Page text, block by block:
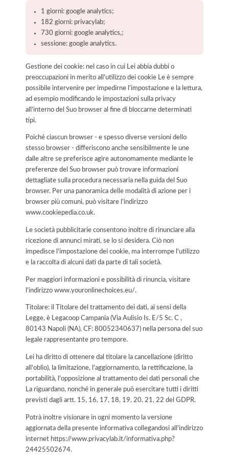
1 giorni: google analytics;
182 giorni: privacylab;
730 giorni: google analytics,;
sessione: google analytics.
Gestione dei cookie: nel caso in cui Lei abbia dubbi o
preoccupazioni in merito all'utilizzo dei cookie Le è sempre
possibile intervenire per impedirne l'impostazione e la lettura,
ad esempio modificando le impostazioni sulla privacy
all'interno del Suo browser al fine di bloccarne determinati
tipi.
Poiché ciascun browser - e spesso diverse versioni dello
stesso browser - differiscono anche sensibilmente le une
dalle altre se preferisce agire autonomamente mediante le
preferenze del Suo browser può trovare informazioni
dettagliate sulla procedura necessaria nella guida del Suo
browser. Per una panoramica delle modalità di azione per i
browser più comuni, può visitare l'indirizzo
www.cookiepedia.co.uk.
Le società pubblicitarie consentono inoltre di rinunciare alla
ricezione di annunci mirati, se lo si desidera. Ciò non
impedisce l'impostazione dei cookie, ma interrompe l'utilizzo
e la raccolta di alcuni dati da parte di tali società.
Per maggiori informazioni e possibilità di rinuncia, visitare
l'indirizzo www.youronlinechoices.eu/.
Titolare: il Titolare del trattamento dei dati, ai sensi della
Legge, è Legacoop Campania (Via Aulisio Is. E/5 Sc. C ,
80143 Napoli (NA), CF: 80052340637) nella persona del suo
legale rappresentante pro tempore.
Lei ha diritto di ottenere dal titolare la cancellazione (diritto
all'oblio), la limitazione, l'aggiornamento, la rettificazione, la
portabilità, l'opposizione al trattamento dei dati personali che
La riguardano, nonché in generale può esercitare tutti i diritti
previsti dagli artt. 15, 16, 17, 18, 19, 20, 21, 22 del GDPR.
Potrà inoltre visionare in ogni momento la versione
aggiornata della presente informativa collegandosi all'indirizzo
internet https://www.privacylab.it/informativa.php?
24425502674.